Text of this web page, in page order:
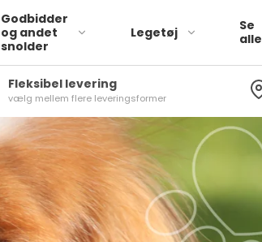
Godbidder
og andet
snolder
Legetøj
Se
alle
Fleksibel levering
vælg mellem flere leveringsformer